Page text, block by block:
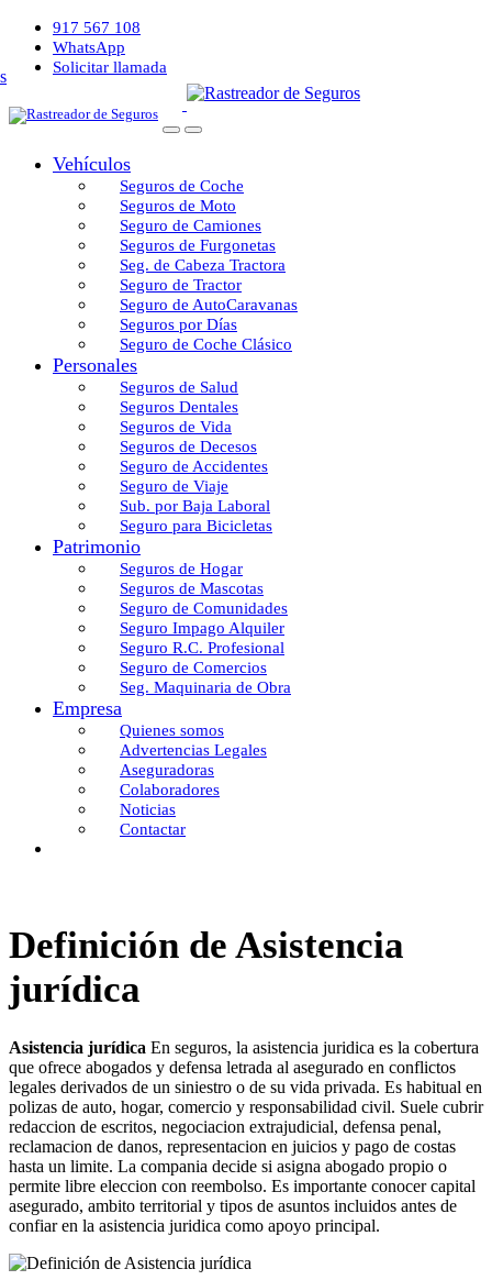
917 567 108
WhatsApp
Solicitar llamada
Vehículos
Seguros de Coche
Seguros de Moto
Seguro de Camiones
Seguros de Furgonetas
Seg. de Cabeza Tractora
Seguro de Tractor
Seguro de AutoCaravanas
Seguros por Días
Seguro de Coche Clásico
Personales
Seguros de Salud
Seguros Dentales
Seguros de Vida
Seguros de Decesos
Seguro de Accidentes
Seguro de Viaje
Sub. por Baja Laboral
Seguro para Bicicletas
Patrimonio
Seguros de Hogar
Seguros de Mascotas
Seguro de Comunidades
Seguro Impago Alquiler
Seguro R.C. Profesional
Seguro de Comercios
Seg. Maquinaria de Obra
Empresa
Quienes somos
Advertencias Legales
Aseguradoras
Colaboradores
Noticias
Contactar
Definición de Asistencia
jurídica
Asistencia jurídica En seguros, la asistencia juridica es la cobertura
que ofrece abogados y defensa letrada al asegurado en conflictos
legales derivados de un siniestro o de su vida privada. Es habitual en
polizas de auto, hogar, comercio y responsabilidad civil. Suele cubrir
redaccion de escritos, negociacion extrajudicial, defensa penal,
reclamacion de danos, representacion en juicios y pago de costas
hasta un limite. La compania decide si asigna abogado propio o
permite libre eleccion con reembolso. Es importante conocer capital
asegurado, ambito territorial y tipos de asuntos incluidos antes de
confiar en la asistencia juridica como apoyo principal.